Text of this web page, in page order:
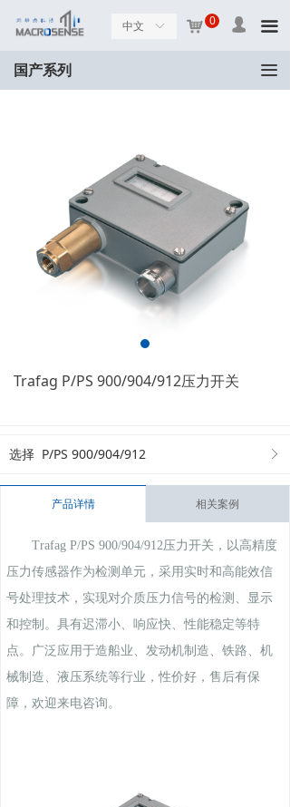
넙
낙 0 끀
ꀅ
中文
产品详情 相关案例
Trafag P/PS 900/904/912压力开关，以高精度
压力传感器作为检测单元，采用实时和高能效信
号处理技术，实现对介质压力信号的检测、显示
和控制。具有迟滞小、响应快、性能稳定等特
点。广泛应用于造船业、发动机制造、铁路、机
械制造、液压系统等行业，性价好，售后有保
障，欢迎来电咨询。
Trafag P/PS 900/904/912压力开关
ꁕ
选择 P/PS 900/904/912
国产系列 끀